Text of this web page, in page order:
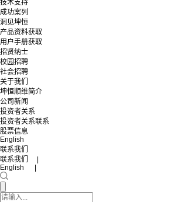
技术支持
成功案列
洞见坤恒
产品资料获取
用户手册获取
招贤纳士
校园招聘
社会招聘
关于我们
坤恒顺维简介
公司新闻
投资者关系
投资者关系联系
股票信息
English
联系我们
联系我们 |
English |